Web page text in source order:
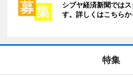
シブヤ経済新聞では
す。詳しくはこちらか
特集